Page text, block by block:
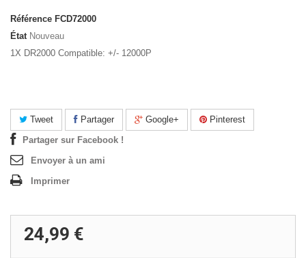
Référence FCD72000
État Nouveau
1X DR2000 Compatible: +/- 12000P
Tweet Partager Google+
Pinterest
Partager sur Facebook !
Envoyer à un ami
Imprimer
24,99 €